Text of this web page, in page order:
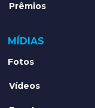
Prêmios
MÍDIAS
Fotos
Vídeos